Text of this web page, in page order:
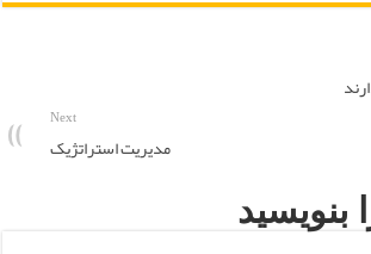
Next
مدیریت استراتژیک
بنویسید